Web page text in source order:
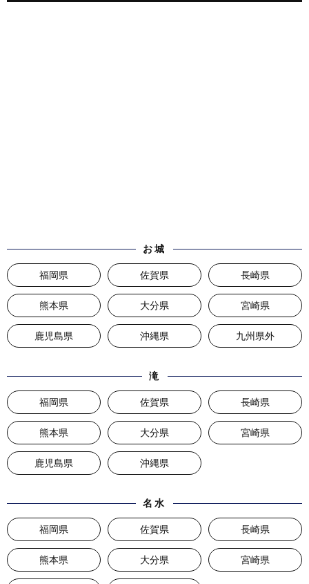
お城
福岡県 佐賀県 長崎県
熊本県 大分県 宮崎県
鹿児島県 沖縄県 九州県外
滝
福岡県 佐賀県 長崎県
熊本県 大分県 宮崎県
鹿児島県 沖縄県
名水
福岡県 佐賀県 長崎県
熊本県 大分県 宮崎県